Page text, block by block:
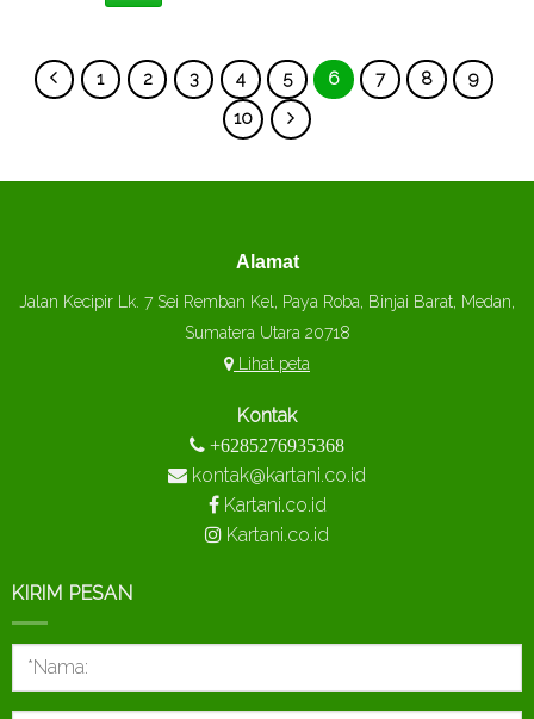
1 2 3 4 5 6 7 8
9
10
Alamat
Jalan Kecipir Lk. 7 Sei Remban Kel, Paya Roba, Binjai Barat, Medan,
Sumatera Utara 20718
Lihat peta
Kontak
+6285276935368
kontak@kartani.co.id
Kartani.co.id
Kartani.co.id
KIRIM PESAN